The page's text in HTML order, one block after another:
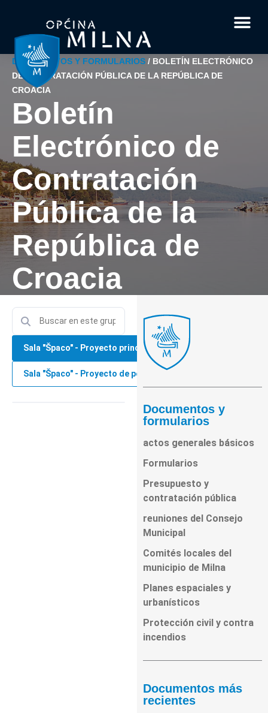
DOCUMENTOS Y FORMULARIOS / BOLETÍN ELECTRÓNICO
DE CONTRATACIÓN PÚBLICA DE LA REPÚBLICA DE
CROACIA
Boletín
Electrónico de
Contratación
Pública de la
República de
Croacia
Sala "Špaco" - Proyecto principal
Sala "Špaco" - Proyecto de performance
Documentos y
formularios
actos generales básicos
Formularios
Presupuesto y
contratación pública
reuniones del Consejo
Municipal
Comités locales del
municipio de Milna
Planes espaciales y
urbanísticos
Protección civil y contra
incendios
Documentos más
recientes